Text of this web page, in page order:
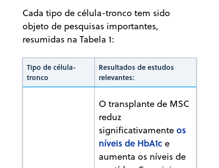
Cada tipo de célula-tronco tem sido
objeto de pesquisas importantes,
resumidas na Tabela 1:
Tipo de célula-
tronco
Resultados de estudos
relevantes:
O transplante de MSC
reduz
significativamente os
níveis de HbA1c e
aumenta os níveis de